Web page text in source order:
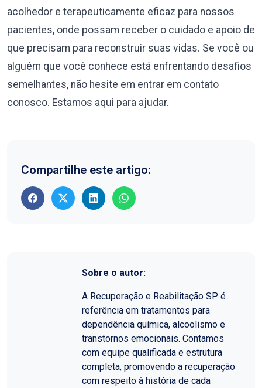
acolhedor e terapeuticamente eficaz para nossos
pacientes, onde possam receber o cuidado e apoio de
que precisam para reconstruir suas vidas. Se você ou
alguém que você conhece está enfrentando desafios
semelhantes, não hesite em entrar em contato
conosco. Estamos aqui para ajudar.
Compartilhe este artigo:
Sobre o autor:
A Recuperação e Reabilitação SP é
referência em tratamentos para
dependência química, alcoolismo e
transtornos emocionais. Contamos
com equipe qualificada e estrutura
completa, promovendo a recuperação
com respeito à história de cada